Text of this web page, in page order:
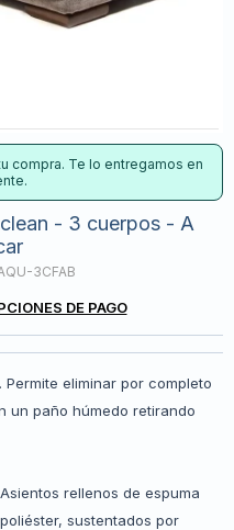
compra. Te lo entregamos en
- 3 cuerpos - A
3CFAB
DE PAGO
eliminar por completo
un paño húmedo retirando
rellenos de espuma
sustentados por